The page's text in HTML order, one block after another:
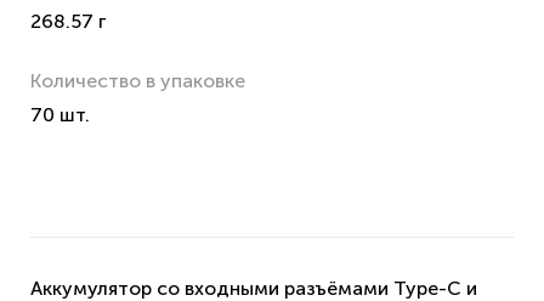
268.57 г
Количество в упаковке
70 шт.
Аккумулятор со входными разъёмами Type-C и